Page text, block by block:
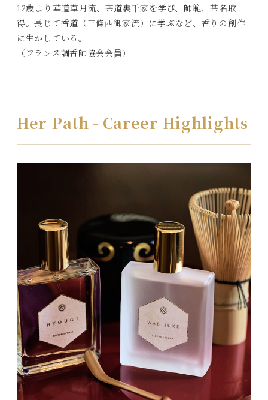
12歳より華道草月流、茶道裏千家を学び、師範、茶名取
得。長じて香道（三條西御家流）に学ぶなど、香りの創作
に生かしている。
（フランス調香師協会会員）
Her Path - Career Highlights